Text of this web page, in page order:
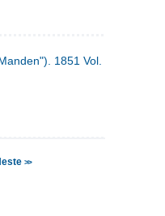
1851 Vol. 1 Nr. 6
>>